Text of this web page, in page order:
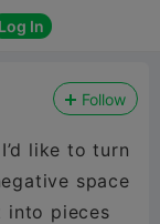
Log In
Follow
like to turn
space
into pieces